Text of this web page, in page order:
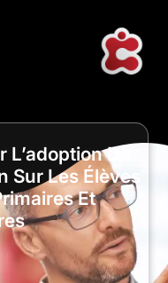
De
Sur Les Élèves
Et